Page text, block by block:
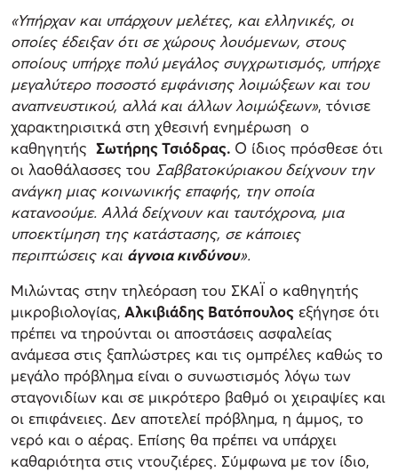
«Υπήρχαν και υπάρχουν μελέτες, και ελληνικές, οι
οποίες έδειξαν ότι σε χώρους λουόμενων, στους
οποίους υπήρχε πολύ μεγάλος συγχρωτισμός, υπήρχε
μεγαλύτερο ποσοστό εμφάνισης λοιμώξεων και του
αναπνευστικού, αλλά και άλλων λοιμώξεων», τόνισε
χαρακτηρισιτκά στη χθεσινή ενημέρωση ο
καθηγητής Σωτήρης Τσιόδρας. Ο ίδιος πρόσθεσε ότι
οι λαοθάλασσες του Σαββατοκύριακου δείχνουν την
ανάγκη μιας κοινωνικής επαφής, την οποία
κατανοούμε. Αλλά δείχνουν και ταυτόχρονα, μια
υποεκτίμηση της κατάστασης, σε κάποιες
περιπτώσεις και άγνοια κινδύνου».
Μιλώντας στην τηλεόραση του ΣΚΑΪ ο καθηγητής
μικροβιολογίας, Αλκιβιάδης Βατόπουλος εξήγησε ότι
πρέπει να τηρούνται οι αποστάσεις ασφαλείας
ανάμεσα στις ξαπλώστρες και τις ομπρέλες καθώς το
μεγάλο πρόβλημα είναι ο συνωστισμός λόγω των
σταγονιδίων και σε μικρότερο βαθμό οι χειραψίες και
οι επιφάνειες. Δεν αποτελεί πρόβλημα, η άμμος, το
νερό και ο αέρας. Επίσης θα πρέπει να υπάρχει
καθαριότητα στις ντουζιέρες. Σύμφωνα με τον ίδιο,